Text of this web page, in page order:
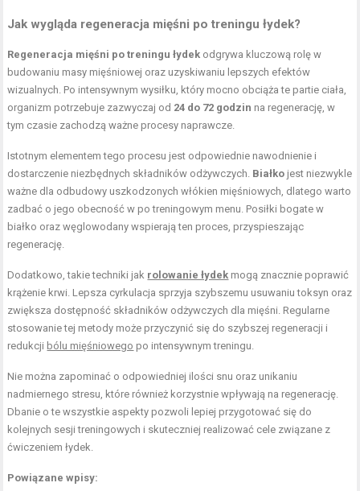
Jak wygląda regeneracja mięśni po treningu łydek?
Regeneracja mięśni po treningu łydek odgrywa kluczową rolę w
budowaniu masy mięśniowej oraz uzyskiwaniu lepszych efektów
wizualnych. Po intensywnym wysiłku, który mocno obciąża te partie ciała,
organizm potrzebuje zazwyczaj od 24 do 72 godzin na regenerację, w
tym czasie zachodzą ważne procesy naprawcze.
Istotnym elementem tego procesu jest odpowiednie nawodnienie i
dostarczenie niezbędnych składników odżywczych. Białko jest niezwykle
ważne dla odbudowy uszkodzonych włókien mięśniowych, dlatego warto
zadbać o jego obecność w po treningowym menu. Posiłki bogate w
białko oraz węglowodany wspierają ten proces, przyspieszając
regenerację.
Dodatkowo, takie techniki jak rolowanie łydek mogą znacznie poprawić
krążenie krwi. Lepsza cyrkulacja sprzyja szybszemu usuwaniu toksyn oraz
zwiększa dostępność składników odżywczych dla mięśni. Regularne
stosowanie tej metody może przyczynić się do szybszej regeneracji i
redukcji bólu mięśniowego po intensywnym treningu.
Nie można zapominać o odpowiedniej ilości snu oraz unikaniu
nadmiernego stresu, które również korzystnie wpływają na regenerację.
Dbanie o te wszystkie aspekty pozwoli lepiej przygotować się do
kolejnych sesji treningowych i skuteczniej realizować cele związane z
ćwiczeniem łydek.
Powiązane wpisy: